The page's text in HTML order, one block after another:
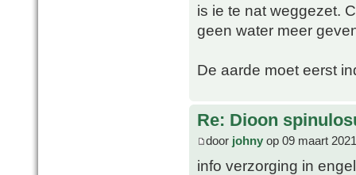
is ie te nat weggezet.
geen water meer
De aarde moet eerst
Re: Dioon
door johny op 09 maart
info verzorging in